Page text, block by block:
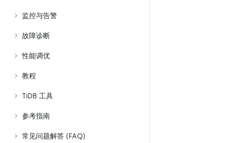
监控与告警
故障诊断
性能调优
教程
TiDB 工具
参考指南
常见问题解答 (FAQ)